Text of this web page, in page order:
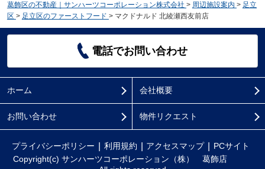
葛飾区の不動産｜サンハーツコーポレーション株式会社 > 周辺施設案内 > 足立
区 > 足立区のファーストフード > マクドナルド 北綾瀬西友前店
電話でお問い合わせ
ホーム 会社概要
お問い合わせ 物件リクエスト
プライバシーポリシー 利用規約 アクセスマップ
PCサイト
Copyright(c) サンハーツコーポレーション（株） 葛飾店